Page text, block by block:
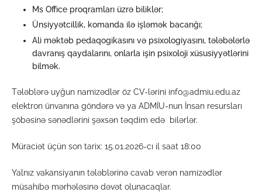
Ms Office proqramları üzrə biliklər;
Ünsiyyətcillik, komanda ilə işləmək bacarığı;
Ali məktəb pedaqogikasını və psixologiyasını, tələbələrlə
davranış qaydalarını, onlarla işin psixoloji xüsusiyyətlərini
bilmək.
Tələblərə uyğun namizədlər öz CV-lərini info@admiu.edu.az
elektron ünvanına göndərə və ya ADMİU-nun İnsan resursları
şöbəsinə sənədlərini şəxsən təqdim edə bilərlər.
Müraciət üçün son tarix: 15.01.2026-cı il saat 18:00
Yalnız vakansiyanın tələblərinə cavab verən namizədlər
müsahibə mərhələsinə dəvət olunacaqlar.